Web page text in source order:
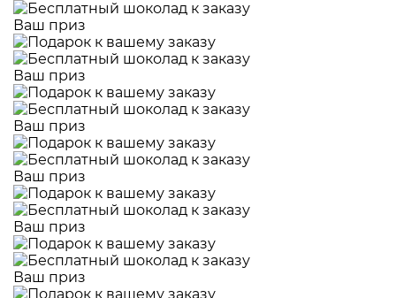
Ваш приз
Ваш приз
Ваш приз
Ваш приз
Ваш приз
Ваш приз